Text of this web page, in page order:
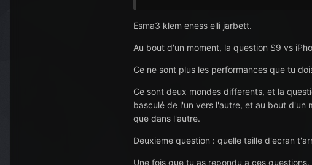
Esma3 klem eness elli jarbett.
Au bout d'un moment, la question S9 vs
Ce ne sont plus les performances que tu
Ce sont deux mondes differents, et la
basculé de l'un vers l'autre, et au bout d'un
que dans l'autre.
Deuxieme question : quelle taille d'ecran
Une fois que tu as repondu a ces